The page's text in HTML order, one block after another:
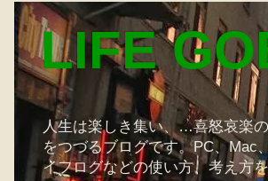
LIFE
人生は楽しき集い、…喜怒哀楽
をつづるブログです。PC、Mac
イフログなどの使い方、考え方